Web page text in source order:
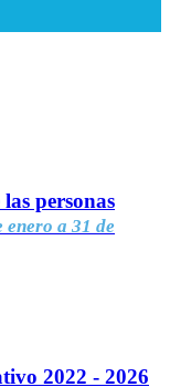
personas
enero a 31 de
2022 - 2026